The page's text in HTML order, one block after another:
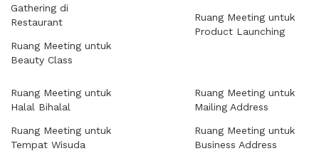
Gathering di
Restaurant
Ruang Meeting untuk
Beauty Class
Ruang Meeting untuk
Product Launching
Ruang Meeting untuk
Halal Bihalal
Ruang Meeting untuk
Tempat Wisuda
Ruang Meeting untuk
Mailing Address
Ruang Meeting untuk
Business Address